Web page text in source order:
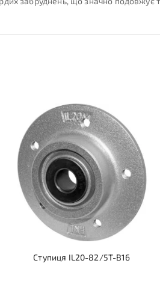
Ступиця IL20-82/5T-B16